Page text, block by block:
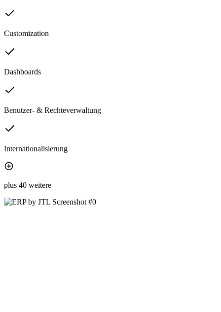
Customization
Dashboards
Benutzer- & Rechteverwaltung
Internationalisierung
plus 40 weitere